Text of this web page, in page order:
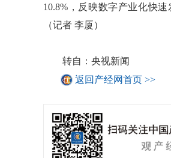
10.8%，反映数字产业化快
（记者 李厦）
转自：央视新闻
返回产经网首页 >>